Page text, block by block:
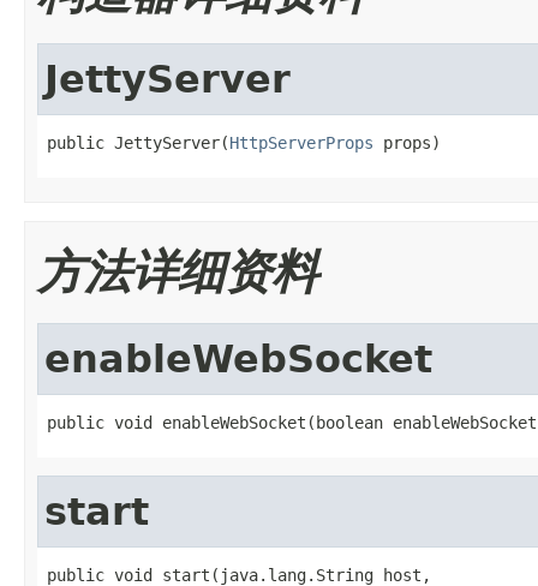
JettyServer
public JettyServer(HttpServerProps props)
方法详细资料
enableWebSocket
public void enableWebSocket(boolean
start
public void start(java.lang.String host,